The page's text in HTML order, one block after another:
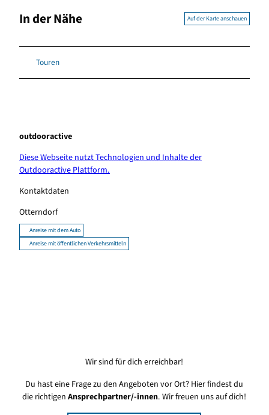
In der Nähe Auf der Karte anschauen
Touren
outdooractive
Diese Webseite nutzt Technologien und Inhalte der
Outdooractive Plattform.
Kontaktdaten
Otterndorf
Anreise mit dem Auto
Anreise mit öffentlichen Verkehrsmitteln
Wir sind für dich erreichbar!
Du hast eine Frage zu den Angeboten vor Ort? Hier findest du
die richtigenAnsprechpartner/-innen. Wir freuen uns auf dich!